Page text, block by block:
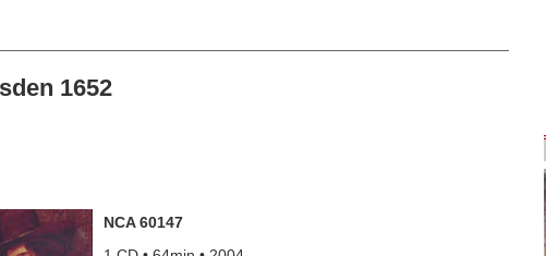
1652
NCA 60147